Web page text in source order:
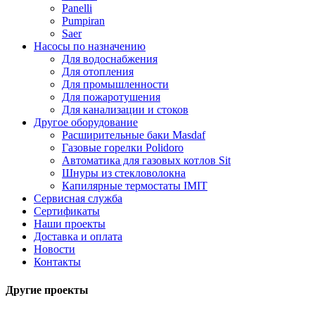
Panelli
Pumpiran
Saer
Насосы по назначению
Для водоснабжения
Для отопления
Для промышленности
Для пожаротушения
Для канализации и стоков
Другое оборудование
Расширительные баки Masdaf
Газовые горелки Polidoro
Автоматика для газовых котлов Sit
Шнуры из стекловолокна
Капилярные термостаты IMIT
Сервисная служба
Сертификаты
Наши проекты
Доставка и оплата
Новости
Контакты
Другие проекты